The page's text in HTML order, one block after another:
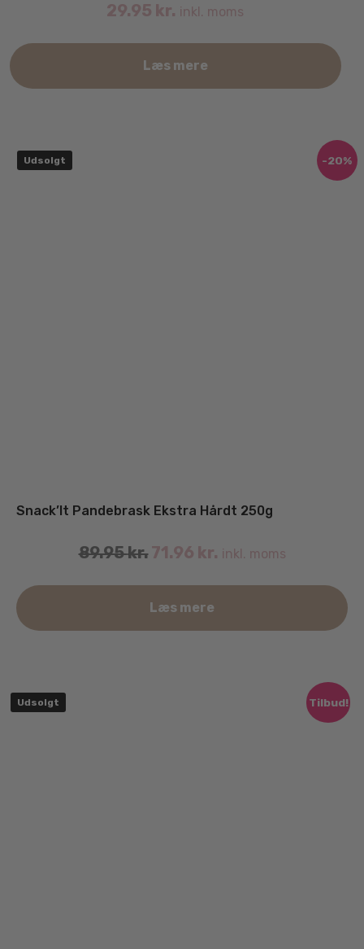
29.95 kr. inkl. moms
Læs mere
-20%
Udsolgt
Snack’It Pandebrask Ekstra Hårdt 250g
89.95kr.71.96 kr. inkl. moms
Læs mere
Tilbud!
Udsolgt